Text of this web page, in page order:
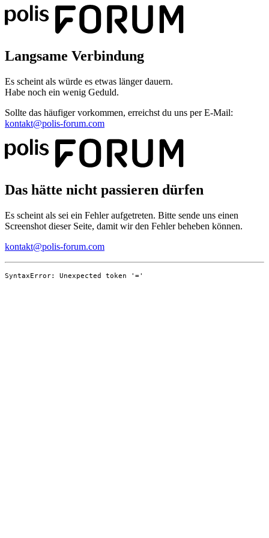
Langsame Verbindung
Es scheint als würde es etwas länger dauern.
Habe noch ein wenig Geduld.
Sollte das häufiger vorkommen, erreichst du uns per E-Mail:
kontakt@polis-forum.com
Das hätte nicht passieren dürfen
Es scheint als sei ein Fehler aufgetreten. Bitte sende uns einen
Screenshot dieser Seite, damit wir den Fehler beheben können.
kontakt@polis-forum.com
SyntaxError: Unexpected token '='